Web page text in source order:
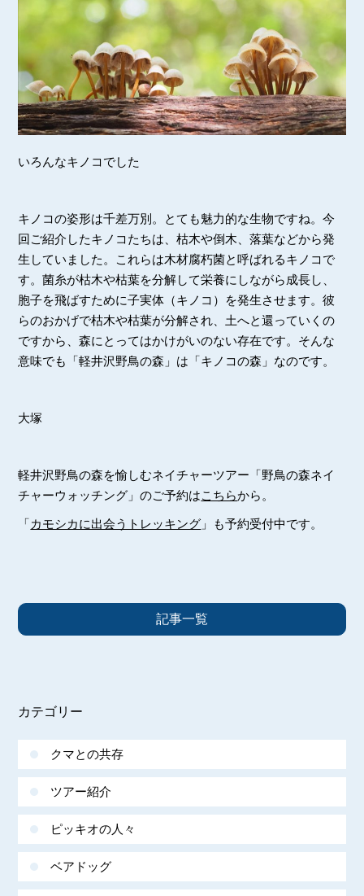
いろんなキノコでした
キノコの姿形は千差万別。とても魅力的な生物ですね。今
回ご紹介したキノコたちは、枯木や倒木、落葉などから発
生していました。これらは木材腐朽菌と呼ばれるキノコで
す。菌糸が枯木や枯葉を分解して栄養にしながら成長し、
胞子を飛ばすために子実体（キノコ）を発生させます。彼
らのおかげで枯木や枯葉が分解され、土へと還っていくの
ですから、森にとってはかけがいのない存在です。そんな
意味でも「軽井沢野鳥の森」は「キノコの森」なのです。
大塚
軽井沢野鳥の森を愉しむネイチャーツアー「野鳥の森ネイ
チャーウォッチング」のご予約はこちらから。
「カモシカに出会うトレッキング 」も予約受付中です。
記事一覧
カテゴリー
クマとの共存
ツアー紹介
ピッキオの人々
ベアドッグ